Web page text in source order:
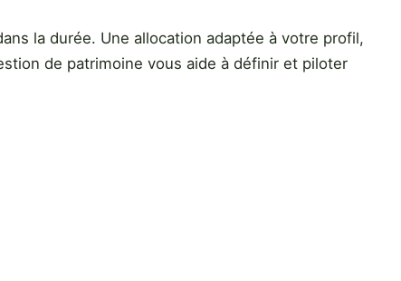
la durée. Une allocation adaptée à votre profil,
de patrimoine vous aide à définir et piloter